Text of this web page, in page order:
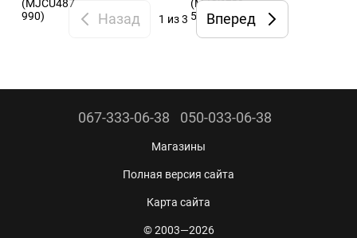
Назад 1 из 3 Вперед
067-333-06-38 050-033-06-38
Магазины
Полная версия сайта
Карта сайта
© 2003—2026